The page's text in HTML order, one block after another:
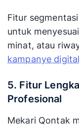
Fitur
untuk
minat, atau
kampanye digital
5. Fitur
Profesional
Mekari Qontak